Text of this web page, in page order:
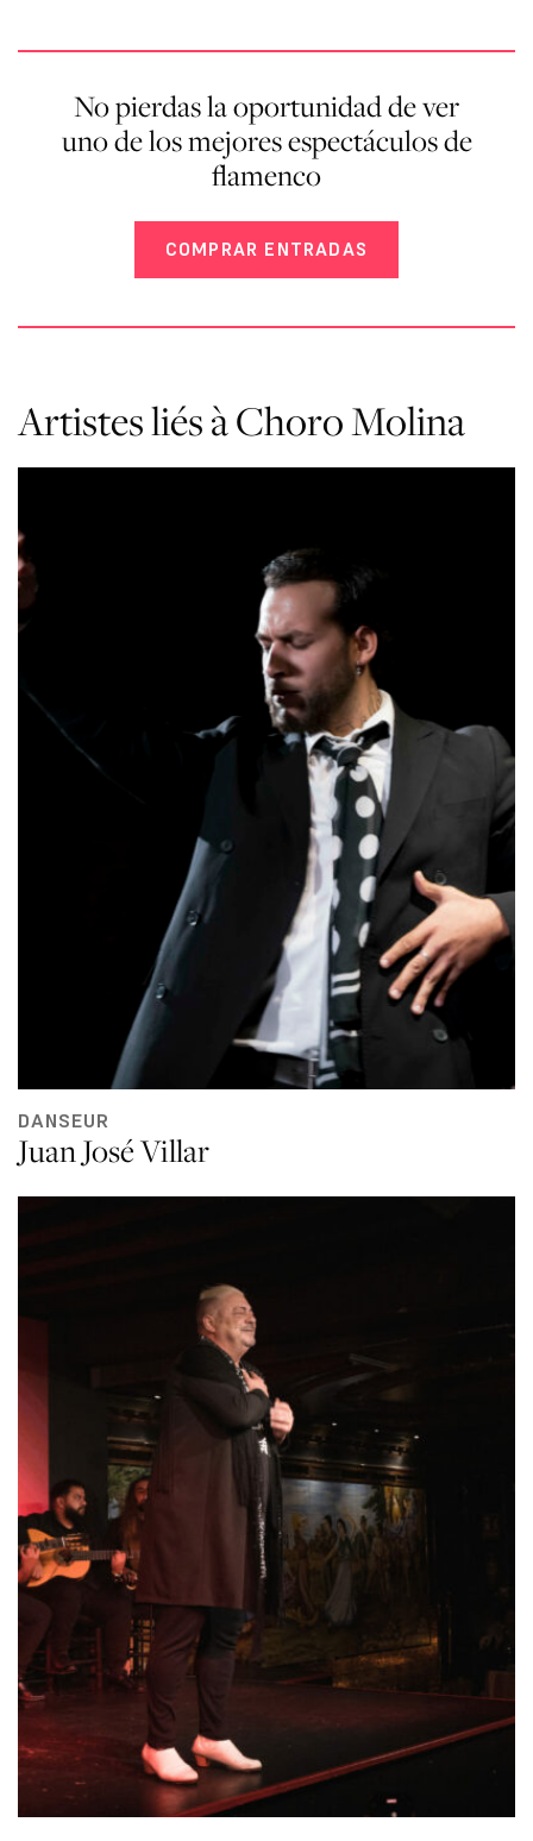
No pierdas la oportunidad de ver
uno de los mejores espectáculos de
flamenco
COMPRAR ENTRADAS
Artistes liés à Choro Molina
DANSEUR
Juan José Villar